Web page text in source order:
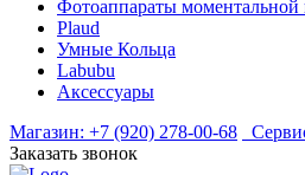
Фотоаппараты моментальной
Plaud
Умные Кольца
Labubu
Аксессуары
Магазин: +7 (920) 278-00-68
Заказать звонок